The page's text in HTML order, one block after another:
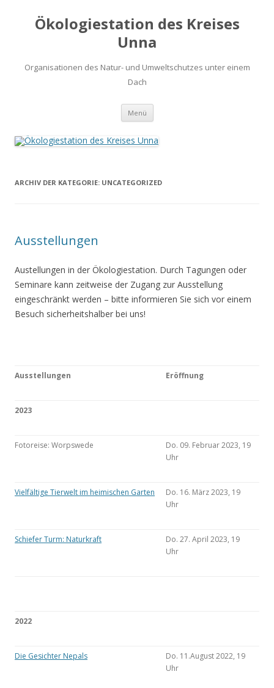
Ökologiestation des Kreises
Unna
Organisationen des Natur- und Umweltschutzes unter einem
Dach
Menü Zum
springen
ARCHIV DER KATEGORIE: UNCATEGORIZED
Ausstellungen
Austellungen in der Ökologiestation. Durch Tagungen oder
Seminare kann zeitweise der Zugang zur Ausstellung
eingeschränkt werden – bitte informieren Sie sich vor einem
Besuch sicherheitshalber bei uns!
Ausstellungen Eröffnung
2023
Fotoreise: Worpswede
Do. 09. Februar 2023, 19
Uhr
Vielfältige Tierwelt im heimischen Garten
Do. 16. März 2023, 19
Uhr
Schiefer Turm: Naturkraft
Do. 27. April 2023, 19
Uhr
2022
Die Gesichter Nepals
Do. 11.August 2022, 19
Uhr